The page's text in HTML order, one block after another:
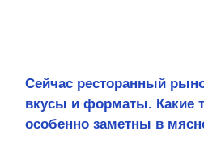
Как меняются требования HoReCa к